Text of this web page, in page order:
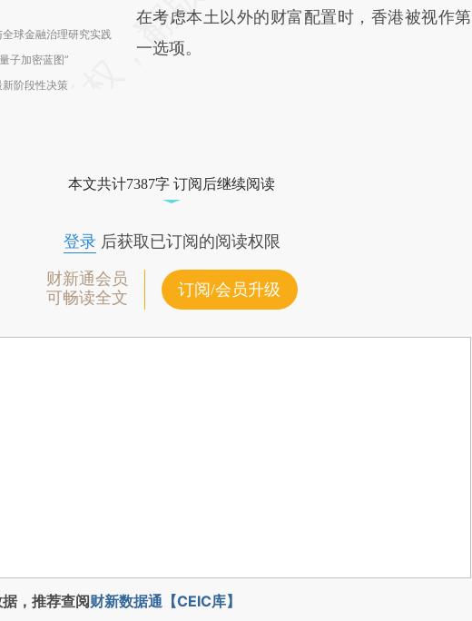
球金融治理研究实践
子加密蓝图”
阶段性决策
在考虑本土以外的财富配置时，香港被视作第
一选项。
本文共计7387字 订阅后继续阅读
登录后获取已订阅的阅读权限
财新通会员
可畅读全文
订阅/会员升级
，推荐查阅财新数据通【CEIC库】